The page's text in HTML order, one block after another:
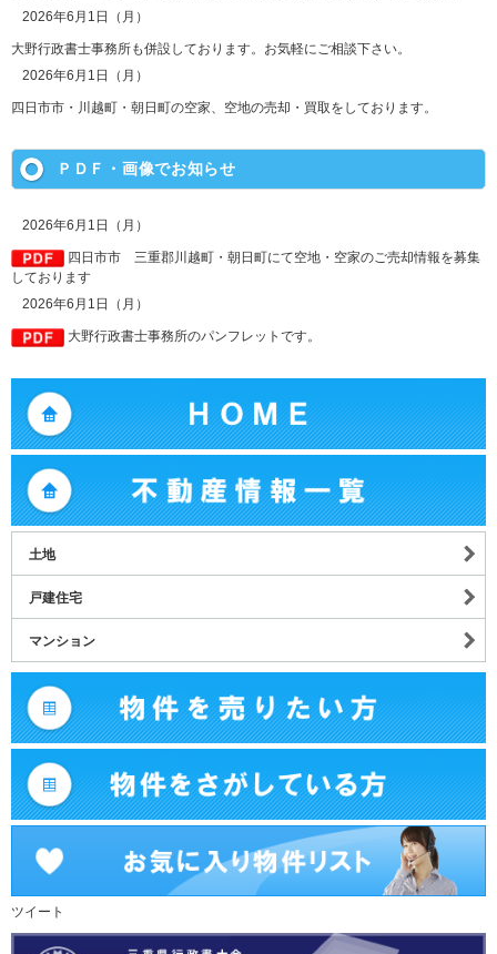
2026年6月1日（月）
大野行政書士事務所も併設しております。お気軽にご相談下さい。
2026年6月1日（月）
四日市市・川越町・朝日町の空家、空地の売却・買取をしております。
ＰＤＦ・画像でお知らせ
2026年6月1日（月）
四日市市 三重郡川越町・朝日町にて空地・空家のご売却情報を募集
しております
2026年6月1日（月）
大野行政書士事務所のパンフレットです。
土地
戸建住宅
マンション
ツイート